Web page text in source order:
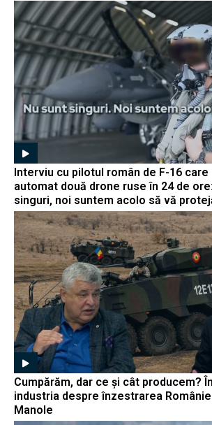
Interviu cu pilotul român de F-16
automat două drone ruse în 24 de
singuri, noi suntem acolo să vă
Cumpărăm, dar ce și cât producem?
industria despre înzestrarea
Manole